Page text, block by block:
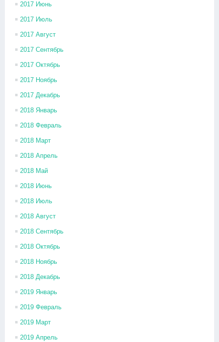
2017 Июнь
2017 Июль
2017 Август
2017 Сентябрь
2017 Октябрь
2017 Ноябрь
2017 Декабрь
2018 Январь
2018 Февраль
2018 Март
2018 Апрель
2018 Май
2018 Июнь
2018 Июль
2018 Август
2018 Сентябрь
2018 Октябрь
2018 Ноябрь
2018 Декабрь
2019 Январь
2019 Февраль
2019 Март
2019 Апрель